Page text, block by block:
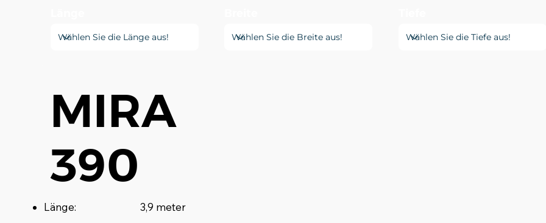
MIRA
390
Länge:
3,9 meter